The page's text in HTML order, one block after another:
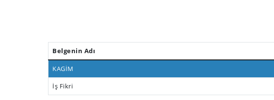
Belgenin Adı
KAGİM
İş Fikri